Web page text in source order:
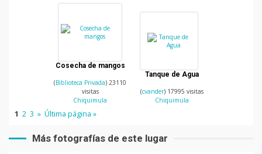
Cosecha de mangos
(Biblioteca Privada) 23110
visitas
Chiquimula
Tanque de Agua
(cvander) 17995 visitas
Chiquimula
1 2 3 » Última página »
Más fotografías de este lugar